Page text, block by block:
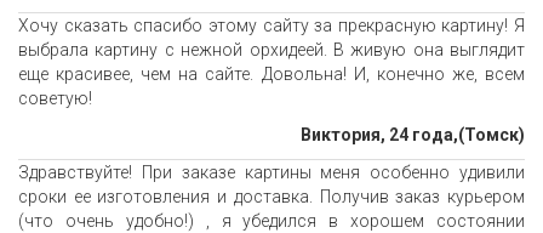
Хочу сказать спасибо этому сайту за прекрасную картину! Я
выбрала картину с нежной орхидеей. В живую она выглядит
еще красивее, чем на сайте. Довольна! И, конечно же, всем
советую!
Виктория, 24 года,(Томск)
Здравствуйте! При заказе картины меня особенно удивили
сроки ее изготовления и доставка. Получив заказ курьером
(что очень удобно!) , я убедился в хорошем состоянии